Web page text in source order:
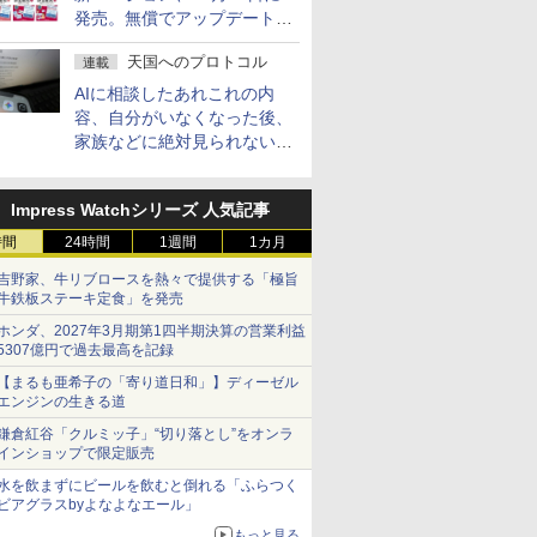
発売。無償でアップデートを
提供する早期購入キャンペー
ンも
連載 天国へのプロトコル
AIに相談したあれこれの内
容、自分がいなくなった後、
家族などに絶対見られないよ
Impress Watchシリーズ 人気記事
24時間 1週間 1カ月
野家、牛リブロースを熱々で提供する「極旨
鉄板ステーキ定食」を発売
ンダ、2027年3月期第1四半期決算の営業利益
億円で過去最高を記録
まるも亜希子の「寄り道日和」】ディーゼル
ンジンの生きる道
倉紅谷「クルミッ子」“切り落とし”をオンラ
ンショップで限定販売
を飲まずにビールを飲むと倒れる「ふらつく
アグラスbyよなよなエール」